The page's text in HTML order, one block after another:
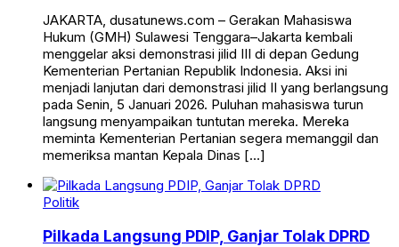
JAKARTA, dusatunews.com – Gerakan Mahasiswa
Hukum (GMH) Sulawesi Tenggara–Jakarta kembali
menggelar aksi demonstrasi jilid III di depan Gedung
Kementerian Pertanian Republik Indonesia. Aksi ini
menjadi lanjutan dari demonstrasi jilid II yang berlangsung
pada Senin, 5 Januari 2026. Puluhan mahasiswa turun
langsung menyampaikan tuntutan mereka. Mereka
meminta Kementerian Pertanian segera memanggil dan
memeriksa mantan Kepala Dinas […]
Politik
Pilkada Langsung PDIP, Ganjar Tolak DPRD